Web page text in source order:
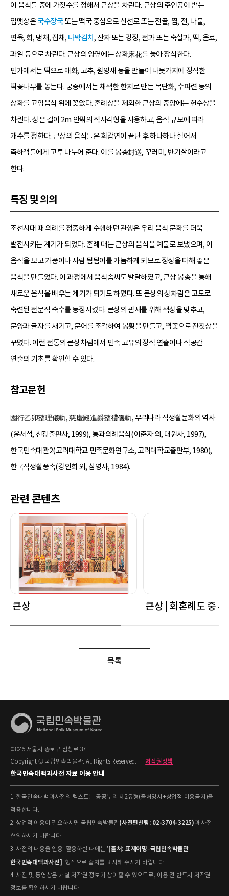
이 음식들 중에 가짓수를 정해서 큰상을 차린다. 큰상의 주인공이 받는
입맷상은국수장국또는 떡국 중심으로 신선로 또는 전골, 찜, 전, 나물,
편육, 회, 냉채, 잡채, 나박김치 , 산자 또는 강정, 전과 또는 숙실과, 떡, 음료,
과일 등으로 차린다. 큰상의 양옆에는 상화床花를 놓아 장식한다.
민가에서는 떡으로 매화, 고추, 원앙새 등을 만들어 나뭇가지에 장식한
떡꽃나무를 놓는다. 궁중에서는 채색한 한지로 만든 목단화, 수파련 등의
상화를 고임음식 위에 꽂았다. 혼례상을 제외한 큰상의 중앙에는 헌수상을
차린다. 상은 길이 2m 안팎의 직사각형을 사용하고, 음식 규모에 따라
개수를 정한다. 큰상의 음식들은 회갑연이 끝난 후 하나하나 헐어서
축하객들에게 고루 나누어 준다. 이를 봉송封送, 꾸러미, 반기살이라고
한다.
특징 및 의의
조선시대 때 의례를 정중하게 수행하던 관행은 우리 음식 문화를 더욱
발전시키는 계기가 되었다. 혼례 때는 큰상의 음식을 예물로 보냈으며, 이
음식을 보고 가풍이나 사람 됨됨이를 가늠하게 되므로 정성을 다해 좋은
음식을 만들었다. 이 과정에서 음식솜씨도 발달하였고, 큰상 봉송을 통해
새로운 음식을 배우는 계기가 되기도 하였다. 또 큰상의 상차림은 고도로
숙련된 전문직 숙수를 등장시켰다. 큰상의 굄새를 위해 색상을 맞추고,
문양과 글자를 새기고, 문어를 조각하여 봉황을 만들고, 떡꽃으로 잔칫상을
꾸몄다. 이런 전통의 큰상차림에서 민족 고유의 장식 연출이나 식공간
연출의 기초를 확인할 수 있다.
참고문헌
園行乙卯整理儀軌, 慈慶殿進爵整禮儀軌, 우리나라 식생활문화의 역사
(윤서석, 신광출판사, 1999), 통과의례음식(이춘자 외, 대원사, 1997),
한국민속대관2(고려대학교 민족문화연구소, 고려대학교출판부, 1980),
한국식생활풍속(강인희 외, 삼영사, 1984).
관련 콘텐츠
큰상 큰상 | 회혼례도 중
목록
03045 서울시 종로구 삼청로 37
Copyright © 국립민속박물관. All Rights Reserved.
저작권정책
한국민속대백과사전 자료 이용 안내
1. 한국민속대백과사전의 텍스트는 공공누리 제2유형(출처명시+상업적 이용금지)을
적용합니다.
2. 상업적 이용이 필요하시면 국립민속박물관(사전편찬팀: 02-3704-3225)과 사전
협의하시기 바랍니다.
3. 사전의 내용을 인용·활용하실 때에는 ' [출처: 표제어명–국립민속박물관
한국민속대백과사전] ' 형식으로 출처를 표시해 주시기 바랍니다.
4. 사진 및 동영상은 개별 저작권 정보가 상이할 수 있으므로, 이용 전 반드시 저작권
정보를 확인하시기 바랍니다.